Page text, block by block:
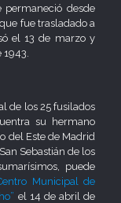
permaneció desde
fue trasladado a
el 13 de marzo y
1943.
de los 25 fusilados
su hermano
del Este de Madrid
Sebastián de los
puede
Municipal de
el 14 de abril de